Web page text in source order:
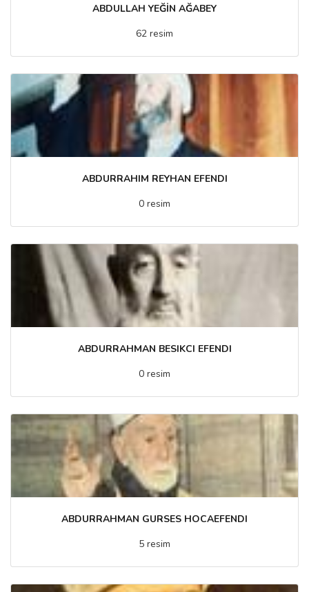
ABDULLAH YEĞİN AĞABEY
62 resim
ABDURRAHIM REYHAN EFENDI
0 resim
ABDURRAHMAN BESIKCI EFENDI
0 resim
ABDURRAHMAN GURSES HOCAEFENDI
5 resim